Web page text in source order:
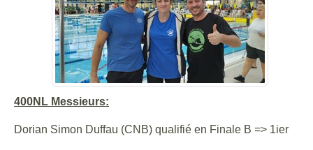
400NL Messieurs:
Dorian Simon Duffau (CNB) qualifié en Finale B => 1ier